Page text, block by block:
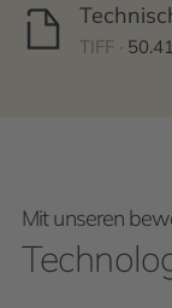
TIFF ·
Mit unseren